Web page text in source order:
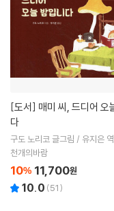
[도서]
다
구도 노리코 글그림 / 유지은 역
천개의바람
10% 11,700원
10.0 (51)